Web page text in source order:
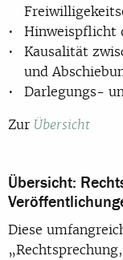
Hinweispflicht
Kausalität
und
Darlegungs-
Zur Übersicht
Übersicht:
Diese